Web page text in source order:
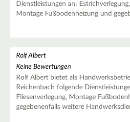
Dienstleistungen an:
Montage Fußbodenheizung und
Rolf Albert
Keine Bewertungen
Rolf Albert bietet als
Reichenbach folgende
Fliesenverlegung, Montage
gegebenenfalls weitere